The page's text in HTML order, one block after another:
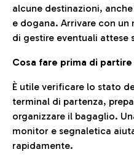
alcune destinazioni,
e dogana. Arrivare con
di gestire eventuali attese
Cosa fare prima di partire
È utile verificare lo stato
terminal di partenza,
organizzare il bagaglio.
monitor e segnaletica
rapidamente.